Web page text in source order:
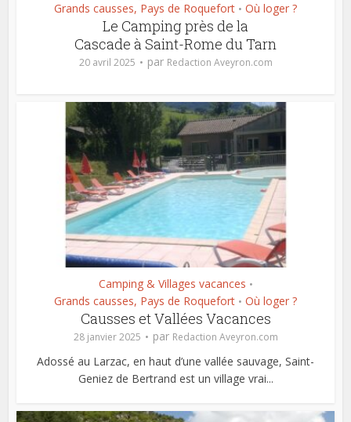
Grands causses, Pays de Roquefort • Où loger ?
Le Camping près de la
Cascade à Saint-Rome du Tarn
20 avril 2025 par Redaction Aveyron.com
Camping & Villages vacances •
Grands causses, Pays de Roquefort • Où loger ?
Causses et Vallées Vacances
28 janvier 2025 par Redaction Aveyron.com
Adossé au Larzac, en haut d’une vallée sauvage, Saint-
Geniez de Bertrand est un village vrai...